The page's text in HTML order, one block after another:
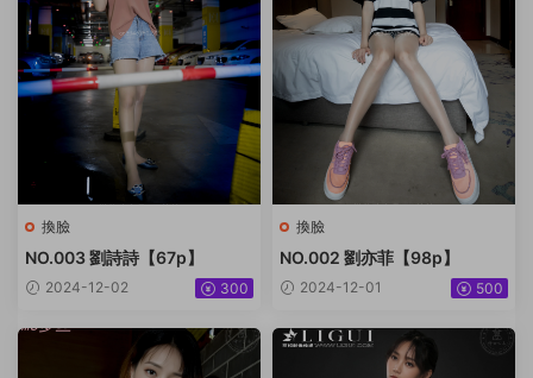
換臉
NO.003 劉詩詩【67p】
2024-12-02 300
換臉
NO.002 劉亦菲【98p】
2024-12-01 500